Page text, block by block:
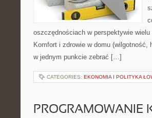
oszczędnościach w perspektywie
Komfort i zdrowie w domu
w jednym punkcie zebrać […]
CATEGORIES: EKONOMIA I POLITYKA
PROGRAMOWANIE